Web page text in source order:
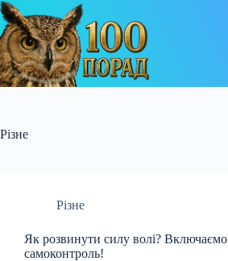
Перейти
до
вмісту
Різне
Різне
Як розвинути силу волі? Включаємо
самоконтроль!